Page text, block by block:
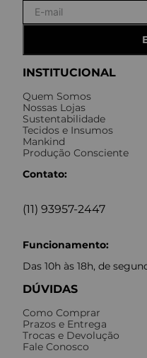
INSTITUCIONAL
Quem Somos
Nossas Lojas
Sustentabilidade
Tecidos e Insumos
Mankind
Produção Consciente
Contato:
(11) 93957-2447
Funcionamento:
Das 10h às 18h, de
DÚVIDAS
Como Comprar
Prazos e Entrega
Trocas e Devolução
Fale Conosco